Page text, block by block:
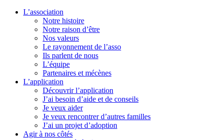
L’association
Notre histoire
Notre raison d’être
Nos valeurs
Le rayonnement de l’asso
Ils parlent de nous
L’équipe
Partenaires et mécènes
L’application
Découvrir l’application
J’ai besoin d’aide et de conseils
Je veux aider
Je veux rencontrer d’autres familles
J’ai un projet d’adoption
Agir à nos côtés